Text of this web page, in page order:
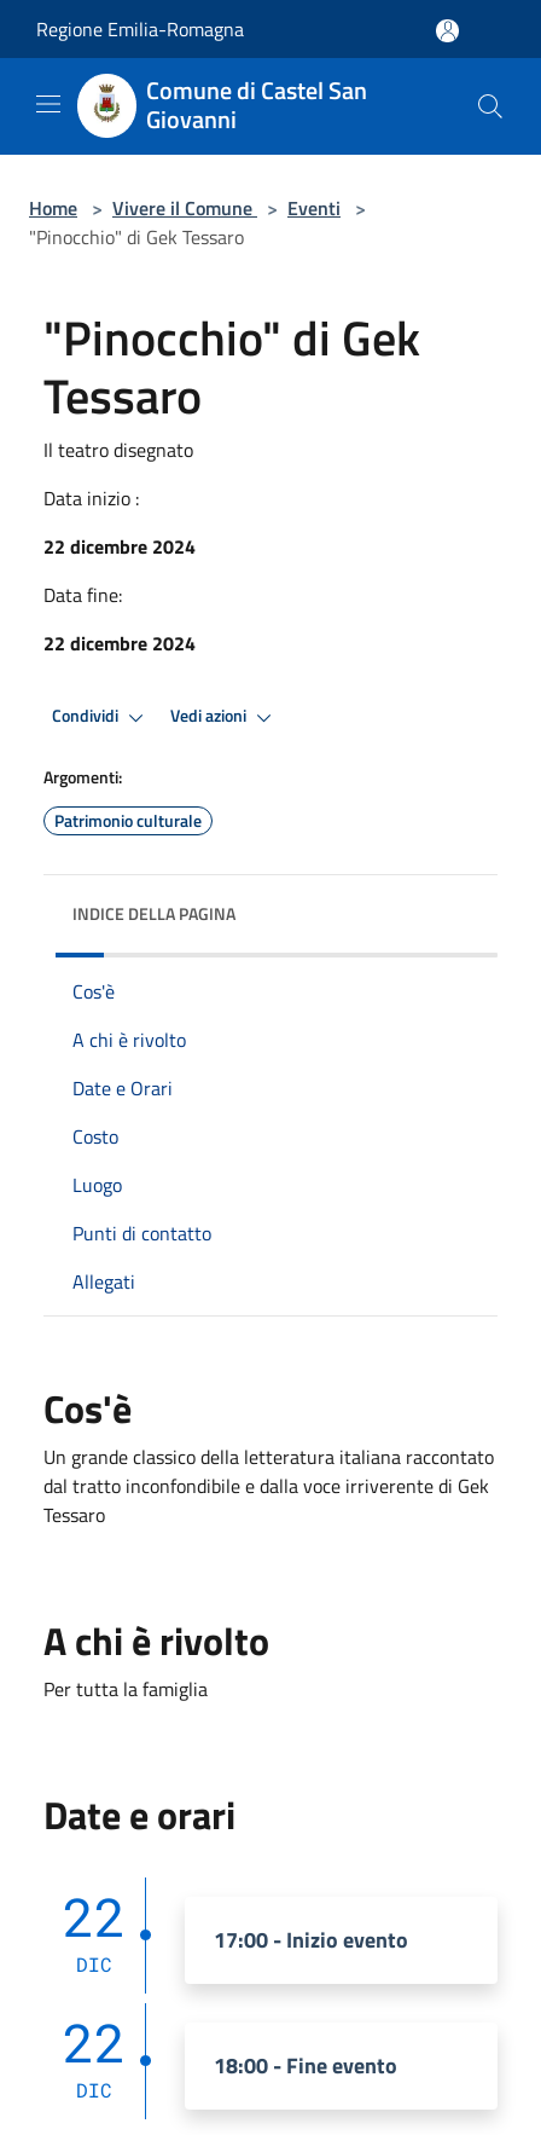
Regione Emilia-Romagna
Comune di Castel San
Giovanni
Home > Vivere il Comune > Eventi >
"Pinocchio" di Gek Tessaro
"Pinocchio" di Gek
Tessaro
Il teatro disegnato
Data inizio :
22 dicembre 2024
Data fine:
22 dicembre 2024
Condividi Vedi azioni
Argomenti:
Patrimonio culturale
INDICE DELLA PAGINA
Cos'è
A chi è rivolto
Date e Orari
Costo
Luogo
Punti di contatto
Allegati
Cos'è
Un grande classico della letteratura italiana raccontato
dal tratto inconfondibile e dalla voce irriverente di Gek
Tessaro
A chi è rivolto
Per tutta la famiglia
Date e orari
22
DIC
17:00 - Inizio evento
22
DIC
18:00 - Fine evento